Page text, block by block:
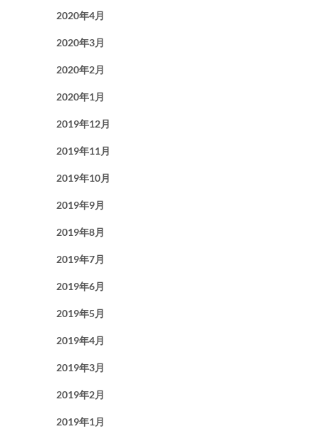
2020年4月
2020年3月
2020年2月
2020年1月
2019年12月
2019年11月
2019年10月
2019年9月
2019年8月
2019年7月
2019年6月
2019年5月
2019年4月
2019年3月
2019年2月
2019年1月